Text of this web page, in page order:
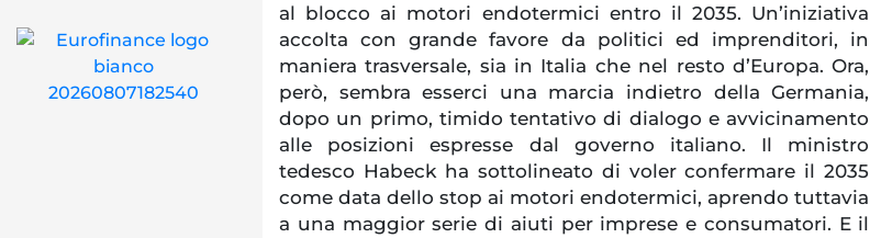
al blocco ai motori endotermici entro il 2035. Un’iniziativa
accolta con grande favore da politici ed imprenditori, in
maniera trasversale, sia in Italia che nel resto d’Europa. Ora,
però, sembra esserci una marcia indietro della Germania,
dopo un primo, timido tentativo di dialogo e avvicinamento
alle posizioni espresse dal governo italiano. Il ministro
tedesco Habeck ha sottolineato di voler confermare il 2035
come data dello stop ai motori endotermici, aprendo tuttavia
a una maggior serie di aiuti per imprese e consumatori. E il